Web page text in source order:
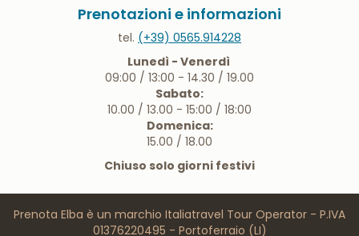
Prenotazioni e informazioni
tel. (+39) 0565.914228
Lunedì - Venerdì
09:00 / 13:00 - 14.30 / 19.00
Sabato:
10.00 / 13.00 - 15:00 / 18:00
Domenica:
15.00 / 18.00
Chiuso solo giorni festivi
Prenota Elba è un marchio Italiatravel Tour Operator - P.IVA
01376220495 - Portoferraio (LI)